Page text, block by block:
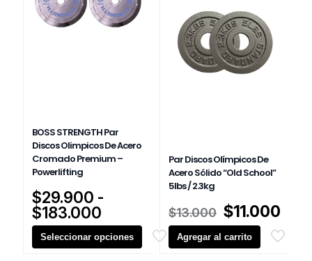
BOSS STRENGTH Par
Discos Olimpicos De Acero
Cromado Premium –
Powerlifting
$29.900 -
$183.000
de
precios:
Seleccionar opciones
Par Discos Olímpicos De
Acero Sólido “Old School”
5lbs / 2.3kg
$13.000 El
precio
original
$11.000
Agregar al carrito